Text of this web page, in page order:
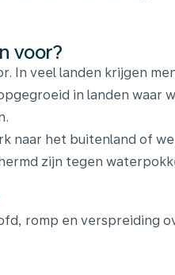
voor?
In veel landen krijgen
in landen waar
naar het buitenland of
zijn tegen
romp en verspreiding